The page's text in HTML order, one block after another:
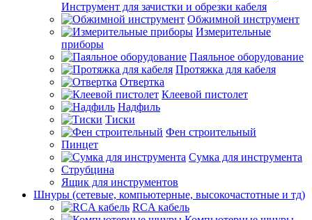
Инструмент для зачистки и обрезки кабеля
Обжимной инструмент
Измерительные
приборы
Паяльное оборудование
Протяжка для кабеля
Отвертка
Клеевой пистолет
Надфиль
Тиски
Фен строительный
Пинцет
Сумка для инструмента
Струбцина
Ящик для инструментов
Шнуры (сетевые, компьютерные, высокочастотные и тд)
RCA кабель